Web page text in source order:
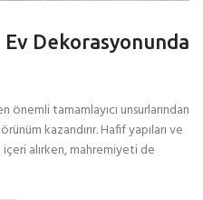
Dekorasyonunda
önemli tamamlayıcı unsurlarından
kazandırır. Hafif yapıları ve
içeri alırken, mahremiyeti de